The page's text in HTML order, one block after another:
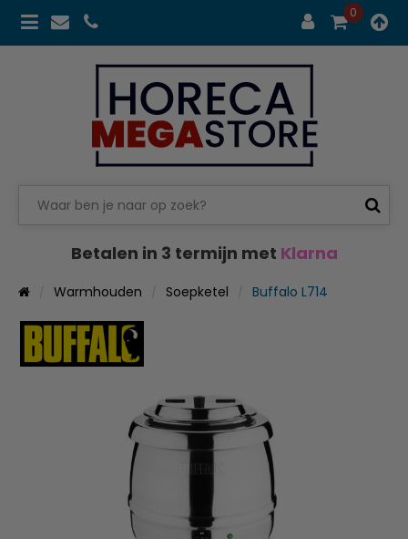
0
Betalen in 3 termijn met Klarna
Warmhouden Soepketel Buffalo L714